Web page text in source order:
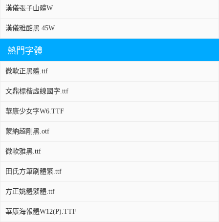
漢儀張子山體W
漢儀雅酷黑 45W
熱門字體
微軟正黑體.ttf
文鼎標楷虛線國字.ttf
華康少女字W6.TTF
蒙納超剛黑.otf
微軟雅黑.ttf
田氏方筆刷體繁.ttf
方正姚體繁體.ttf
華康海報體W12(P).TTF